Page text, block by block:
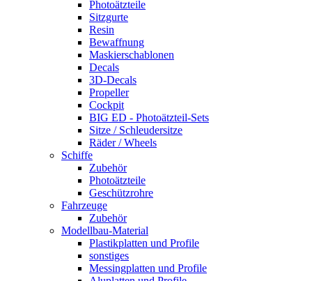
Photoätzteile
Sitzgurte
Resin
Bewaffnung
Maskierschablonen
Decals
3D-Decals
Propeller
Cockpit
BIG ED - Photoätzteil-Sets
Sitze / Schleudersitze
Räder / Wheels
Schiffe
Zubehör
Photoätzteile
Geschützrohre
Fahrzeuge
Zubehör
Modellbau-Material
Plastikplatten und Profile
sonstiges
Messingplatten und Profile